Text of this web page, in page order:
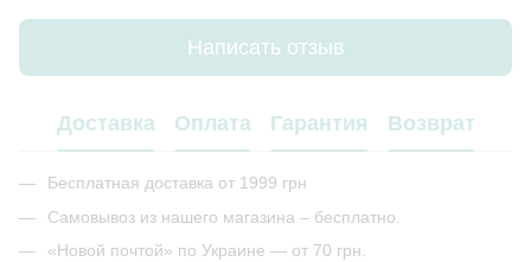
Написать отзыв
Доставка Оплата Гарантия Возврат
Бесплатная доставка от 1999 грн
Самовывоз из нашего магазина – бесплатно.
«Новой почтой» по Украине — от 70 грн.